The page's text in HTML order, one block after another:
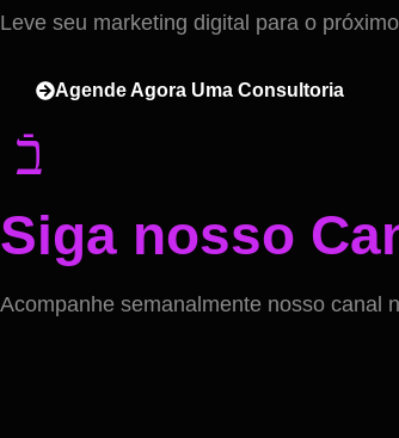
Leve seu marketing digital para o
Agende Agora Uma Consultoria
Siga nosso
Acompanhe semanalmente nosso canal